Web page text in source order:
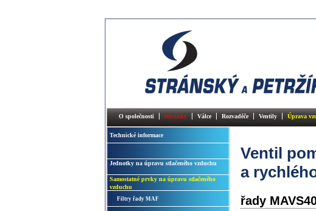
O společnosti Novinky Válce Rozvaděče Ventily Úprava
Technické informace
Jednotky na úpravu stlačeného vzduchu
Samostatné prvky na úpravu stlačeného
vzduchu
Filtry řady MAF
Ventil
a
řady